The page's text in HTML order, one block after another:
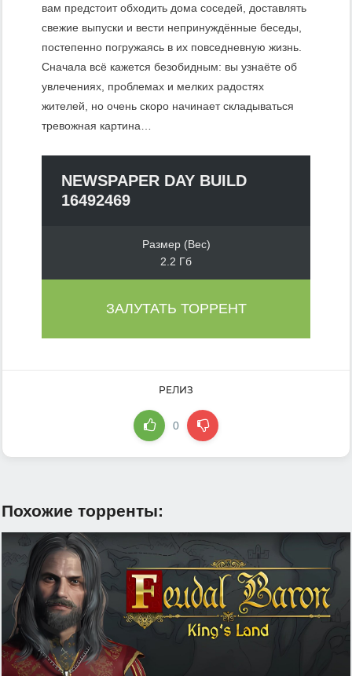
вам предстоит обходить дома соседей, доставлять
свежие выпуски и вести непринуждённые беседы,
постепенно погружаясь в их повседневную жизнь.
Сначала всё кажется безобидным: вы узнаёте об
увлечениях, проблемах и мелких радостях
жителей, но очень скоро начинает складываться
тревожная картина…
NEWSPAPER DAY BUILD
16492469
Размер (Вес)
2.2 Гб
ЗАЛУТАТЬ ТОРРЕНТ
РЕЛИЗ
0
Похожие торренты: